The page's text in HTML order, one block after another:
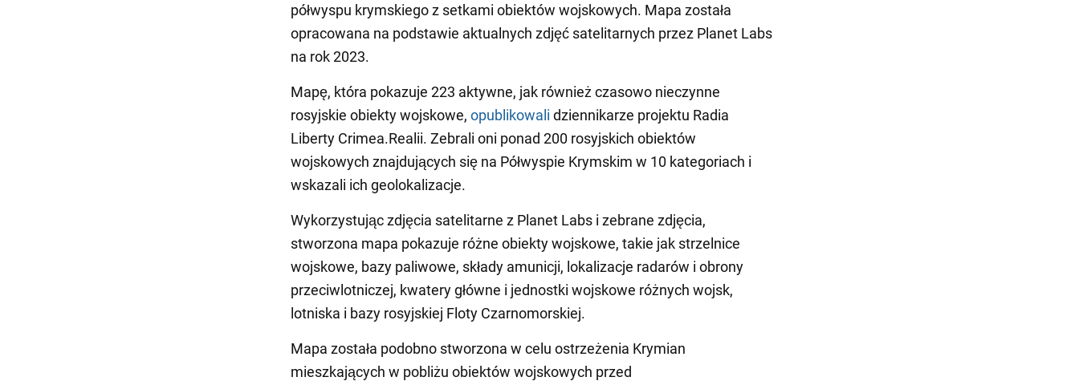
półwyspu krymskiego z setkami obiektów wojskowych. Mapa została
opracowana na podstawie aktualnych zdjęć satelitarnych przez Planet Labs
na rok 2023.
Mapę, która pokazuje 223 aktywne, jak również czasowo nieczynne
rosyjskie obiekty wojskowe, opublikowali dziennikarze projektu Radia
Liberty Crimea.Realii. Zebrali oni ponad 200 rosyjskich obiektów
wojskowych znajdujących się na Półwyspie Krymskim w 10 kategoriach i
wskazali ich geolokalizacje.
Wykorzystując zdjęcia satelitarne z Planet Labs i zebrane zdjęcia,
stworzona mapa pokazuje różne obiekty wojskowe, takie jak strzelnice
wojskowe, bazy paliwowe, składy amunicji, lokalizacje radarów i obrony
przeciwlotniczej, kwatery główne i jednostki wojskowe różnych wojsk,
lotniska i bazy rosyjskiej Floty Czarnomorskiej.
Mapa została podobno stworzona w celu ostrzeżenia Krymian
mieszkających w pobliżu obiektów wojskowych przed